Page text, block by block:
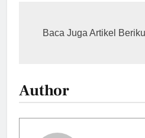
Baca Juga Artikel
Author